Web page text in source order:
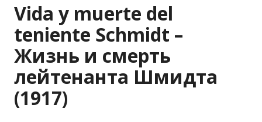
Vida y muerte del
teniente Schmidt –
Жизнь и смерть
лейтенанта Шмидта
(1917)